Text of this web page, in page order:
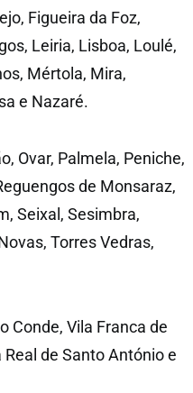
Figueira da Foz,
Leiria, Lisboa, Loulé,
Mértola, Mira,
e Nazaré.
Ovar, Palmela, Peniche,
de Monsaraz,
Seixal, Sesimbra,
Torres Vedras,
Conde, Vila Franca de
Real de Santo António e